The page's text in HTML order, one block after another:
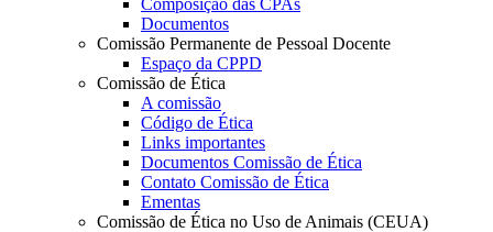
Documentos
Comissão Permanente de Pessoal Docente
Espaço da CPPD
Comissão de Ética
A comissão
Código de Ética
Links importantes
Documentos Comissão de Ética
Contato Comissão de Ética
Ementas
Comissão de Ética no Uso de Animais (CEUA)